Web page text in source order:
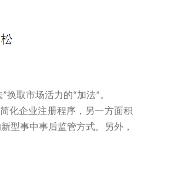
”换取市场活力的“加法”。
化企业注册程序，另一方面积
型事中事后监管方式。另外，